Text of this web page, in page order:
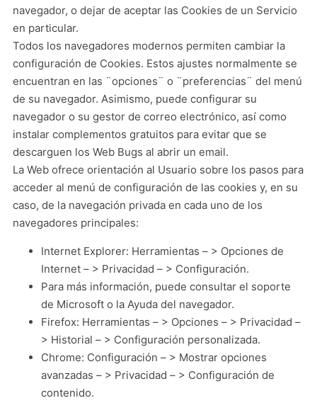
navegador, o dejar de aceptar las Cookies de un Servicio
en particular.
Todos los navegadores modernos permiten cambiar la
configuración de Cookies. Estos ajustes normalmente se
encuentran en las ¨opciones¨ o ¨preferencias¨ del menú
de su navegador. Asimismo, puede configurar su
navegador o su gestor de correo electrónico, así como
instalar complementos gratuitos para evitar que se
descarguen los Web Bugs al abrir un email.
La Web ofrece orientación al Usuario sobre los pasos para
acceder al menú de configuración de las cookies y, en su
caso, de la navegación privada en cada uno de los
navegadores principales:
Internet Explorer: Herramientas – > Opciones de
Internet – > Privacidad – > Configuración.
Para más información, puede consultar el soporte
de Microsoft o la Ayuda del navegador.
Firefox: Herramientas – > Opciones – > Privacidad –
> Historial – > Configuración personalizada.
Chrome: Configuración – > Mostrar opciones
avanzadas – > Privacidad – > Configuración de
contenido.